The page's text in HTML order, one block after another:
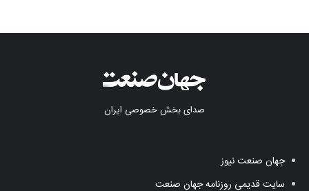
صدای بخش خصوصی ایران
جهان صنعت نیوز
سایت قدیمی روزنامه جهان صنعت